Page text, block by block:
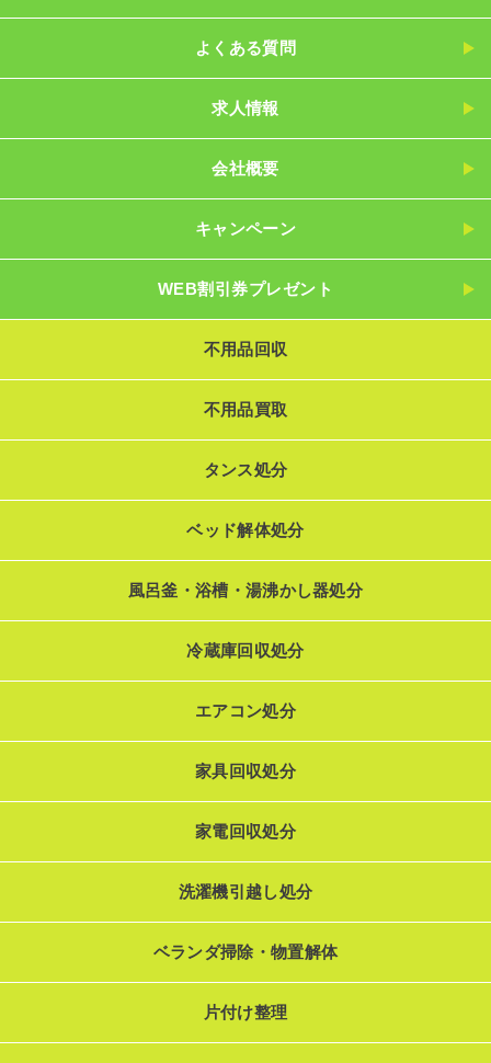
よくある質問
求人情報
会社概要
キャンペーン
WEB割引券プレゼント
不用品回収
不用品買取
タンス処分
ベッド解体処分
風呂釜・浴槽・湯沸かし器処分
冷蔵庫回収処分
エアコン処分
家具回収処分
家電回収処分
洗濯機引越し処分
ベランダ掃除・物置解体
片付け整理